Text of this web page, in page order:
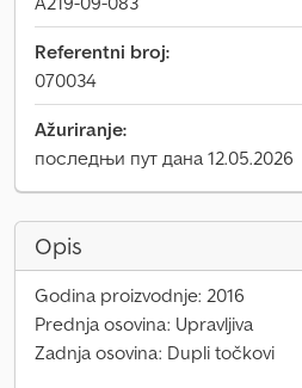
Referentni broj:
070034
Ažuriranje:
последњи пут дана 12.05.2026
Opis
Godina proizvodnje: 2016
Prednja osovina: Upravljiva
Zadnja osovina: Dupli točkovi